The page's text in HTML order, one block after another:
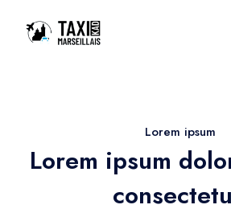
Nos services
Nos services
Taxis Aéroport
Taxis aéroport
Lorem ipsum
Lorem ipsum